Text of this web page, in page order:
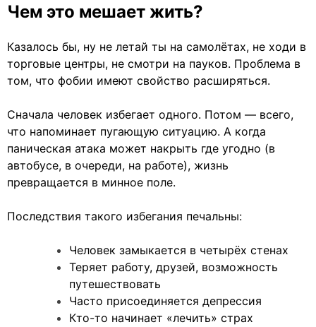
Чем это мешает жить?
Казалось бы, ну не летай ты на самолётах, не ходи в
торговые центры, не смотри на пауков. Проблема в
том, что фобии имеют свойство расширяться.
Сначала человек избегает одного. Потом — всего,
что напоминает пугающую ситуацию. А когда
паническая атака может накрыть где угодно (в
автобусе, в очереди, на работе), жизнь
превращается в минное поле.
Последствия такого избегания печальны:
Человек замыкается в четырёх стенах
Теряет работу, друзей, возможность
путешествовать
Часто присоединяется депрессия
Кто-то начинает «лечить» страх